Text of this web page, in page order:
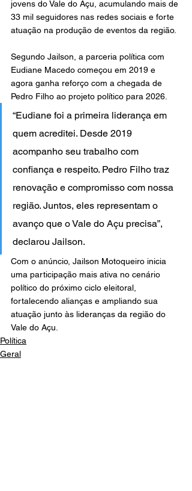
jovens do Vale do Açu, acumulando mais de
33 mil seguidores nas redes sociais e forte
atuação na produção de eventos da região.
Segundo Jailson, a parceria política com
Eudiane Macedo começou em 2019 e
agora ganha reforço com a chegada de
Pedro Filho ao projeto político para 2026.
“Eudiane foi a primeira liderança em
quem acreditei. Desde 2019
acompanho seu trabalho com
confiança e respeito. Pedro Filho traz
renovação e compromisso com nossa
região. Juntos, eles representam o
avanço que o Vale do Açu precisa”,
declarou Jailson.
Com o anúncio, Jailson Motoqueiro inicia
uma participação mais ativa no cenário
político do próximo ciclo eleitoral,
fortalecendo alianças e ampliando sua
atuação junto às lideranças da região do
Vale do Açu.
Política
Geral